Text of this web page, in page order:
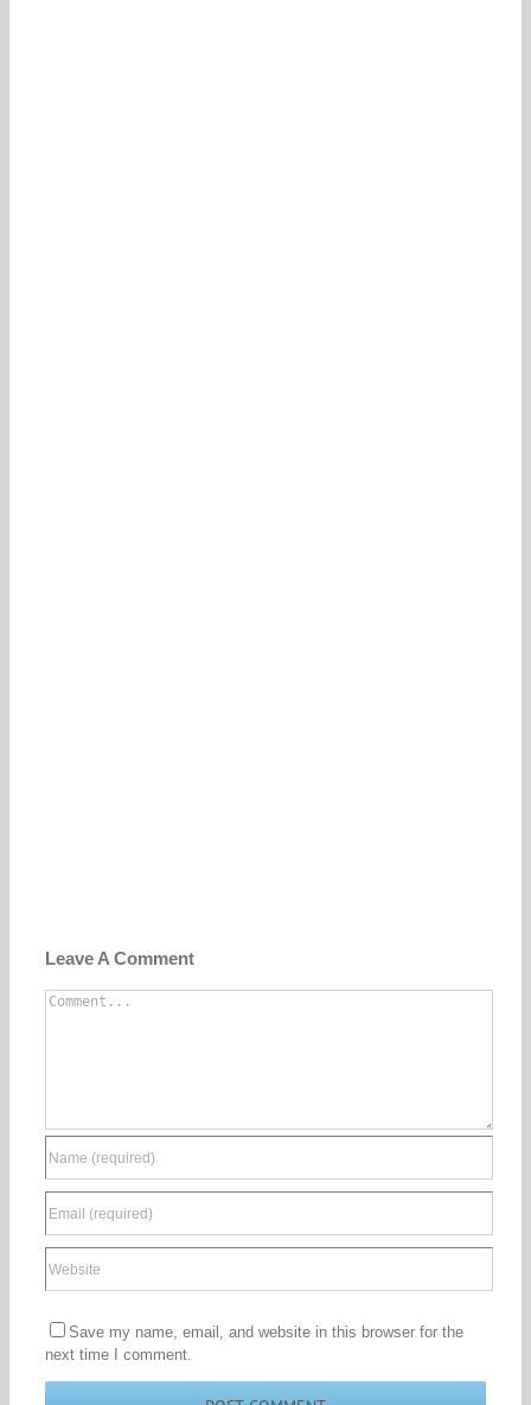
Leave A Comment
Comment
Save my name, email, and website in this browser for the
next time I comment.